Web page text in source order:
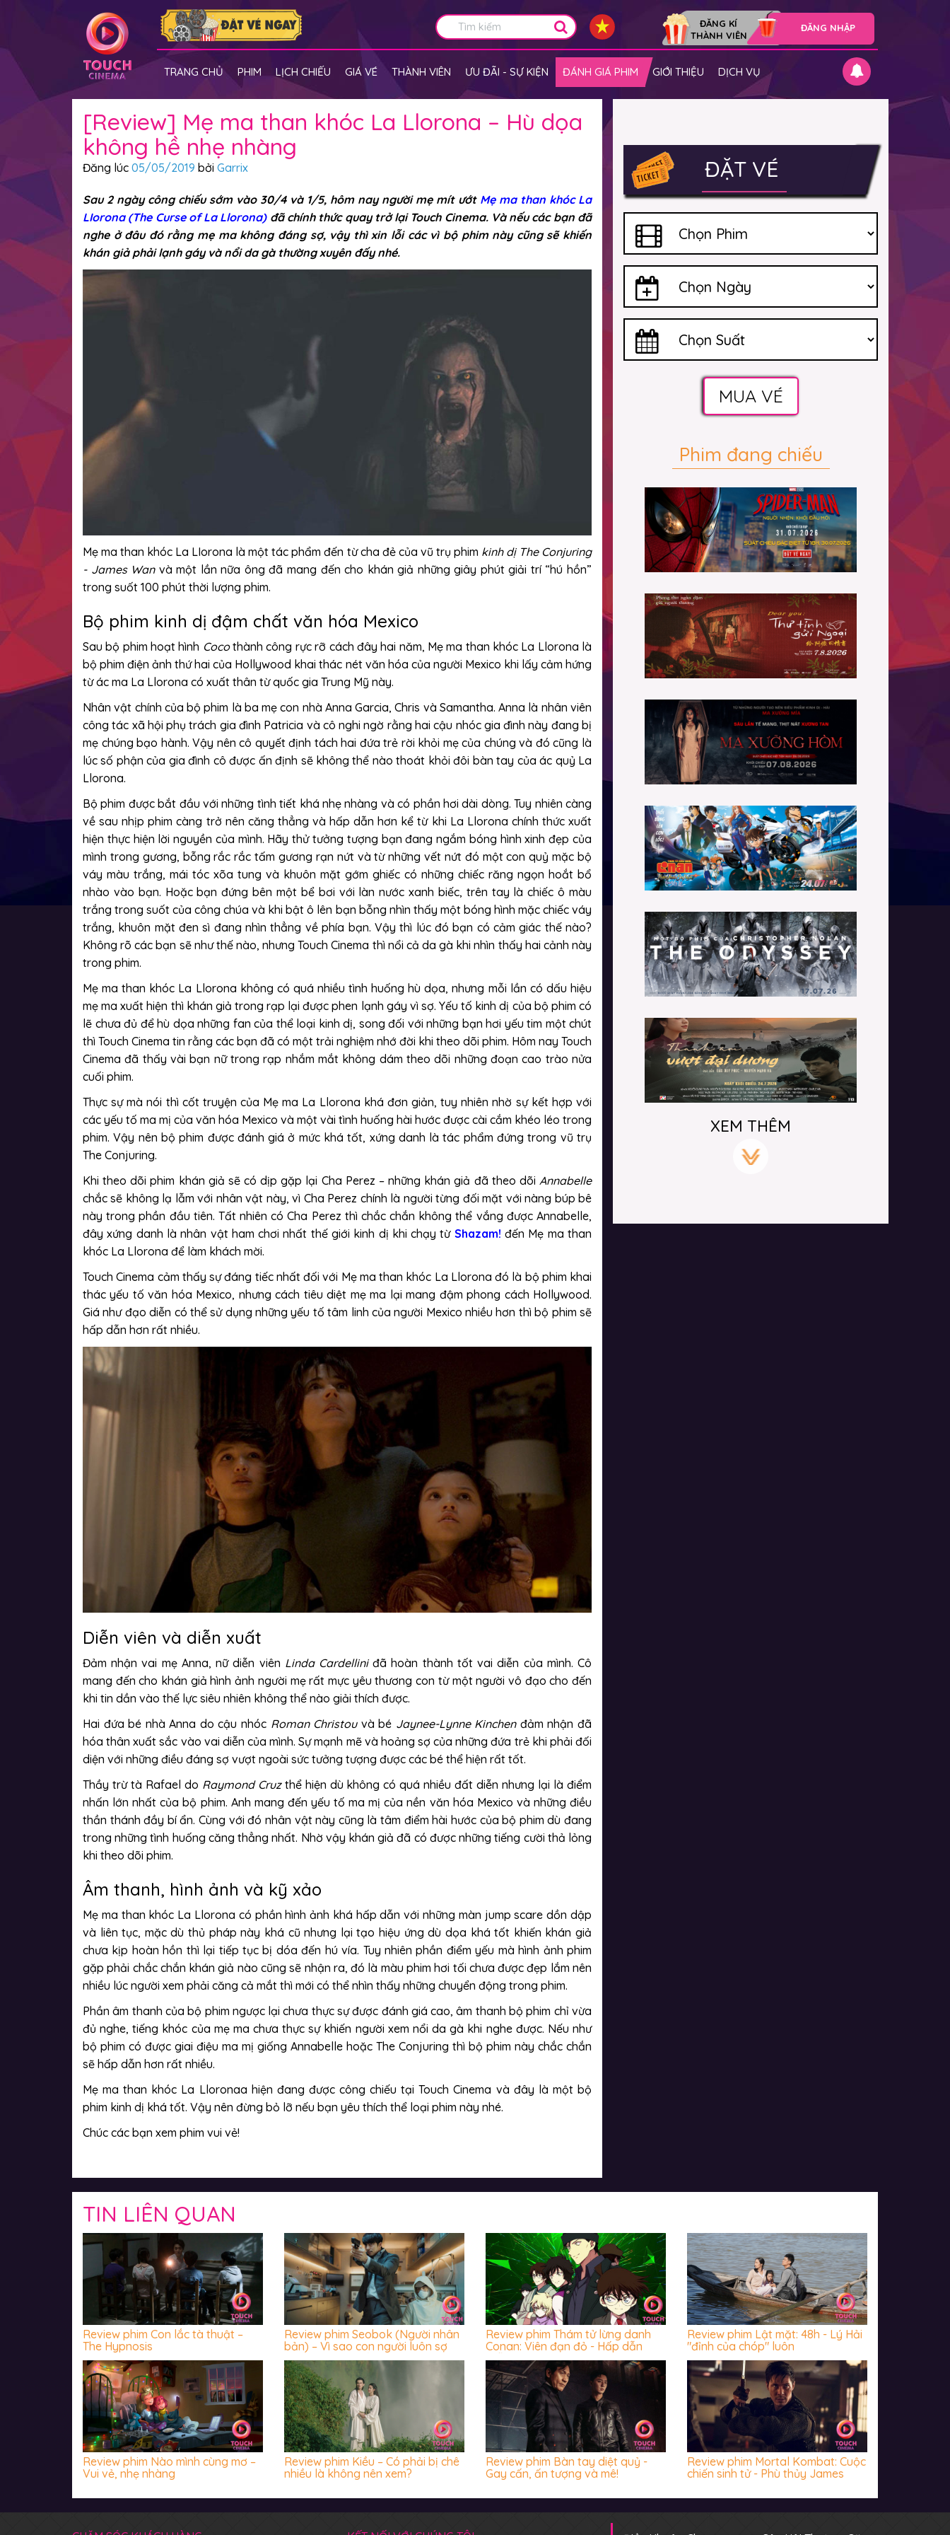
ĐĂNG NHẬP
ĐĂNG KÍ
THÀNH VIÊN
TRANG CHỦ PHIM LỊCH CHIẾU GIÁ VÉ THÀNH VIÊN ƯU ĐÃI - SỰ KIỆN ĐÁNH GIÁ PHIM GIỚI THIỆU DỊCH VỤ
[Review] Mẹ ma than khóc La Llorona – Hù dọa
không hề nhẹ nhàng
Đăng lúc 05/05/2019 bởi Garrix
Sau 2 ngày công chiếu sớm vào 30/4 và 1/5, hôm nay người mẹ mít ướt Mẹ ma than khóc La
LIorona (The Curse of La Llorona)đã chính thức quay trở lại Touch Cinema. Và nếu các bạn đã
nghe ở đâu đó rằng mẹ ma không đáng sợ, vậy thì xin lỗi các vì bộ phim này cũng sẽ khiến
khán giả phải lạnh gáy và nổi da gà thường xuyên đấy nhé.
Mẹ ma than khóc La LIorona là một tác phẩm đến từ cha đẻ của vũ trụ phim kinh dị The Conjuring
- James Wanvà một lần nữa ông đã mang đến cho khán giả những giây phút giải trí “hú hồn”
trong suốt 100 phút thời lượng phim.
Bộ phim kinh dị đậm chất văn hóa Mexico
Sau bộ phim hoạt hình Cocothành công rực rỡ cách đây hai năm, Mẹ ma than khóc La Llorona là
bộ phim điện ảnh thứ hai của Hollywood khai thác nét văn hóa của người Mexico khi lấy cảm hứng
từ ác ma La Llorona có xuất thân từ quốc gia Trung Mỹ này.
Nhân vật chính của bộ phim là ba mẹ con nhà Anna Garcia, Chris và Samantha. Anna là nhân viên
công tác xã hội phụ trách gia đình Patricia và cô nghi ngờ rằng hai cậu nhóc gia đình này đang bị
mẹ chúng bạo hành. Vậy nên cô quyết định tách hai đứa trẻ rời khỏi mẹ của chúng và đó cũng là
lúc số phận của gia đình cô được ấn định sẽ không thể nào thoát khỏi đôi bàn tay của ác quỷ La
Llorona.
Bộ phim được bắt đầu với những tình tiết khá nhẹ nhàng và có phần hơi dài dòng. Tuy nhiên càng
về sau nhịp phim càng trở nên căng thẳng và hấp dẫn hơn kể từ khi La Llorona chính thức xuất
hiện thực hiện lời nguyền của mình. Hãy thử tưởng tượng bạn đang ngắm bóng hình xinh đẹp của
mình trong gương, bỗng rắc rắc tấm gương rạn nứt và từ những vết nứt đó một con quỷ mặc bộ
váy màu trắng, mái tóc xõa tung và khuôn mặt gớm ghiếc có những chiếc răng ngọn hoắt bổ
nhào vào bạn. Hoặc bạn đứng bên một bể bơi với làn nước xanh biếc, trên tay là chiếc ô màu
trắng trong suốt của công chúa và khi bật ô lên bạn bỗng nhìn thấy một bóng hình mặc chiếc váy
trắng, khuôn mặt đen sì đang nhìn thẳng về phía bạn. Vậy thì lúc đó bạn có cảm giác thế nào?
Không rõ các bạn sẽ như thế nào, nhưng Touch Cinema thì nổi cả da gà khi nhìn thấy hai cảnh này
trong phim.
Mẹ ma than khóc La Llorona không có quá nhiều tình huống hù dọa, nhưng mỗi lần có dấu hiệu
mẹ ma xuất hiện thì khán giả trong rạp lại được phen lạnh gáy vì sợ. Yếu tố kinh dị của bộ phim có
lẽ chưa đủ để hù dọa những fan của thể loại kinh dị, song đối với những bạn hơi yếu tim một chút
thì Touch Cinema tin rằng các bạn đã có một trải nghiệm nhớ đời khi theo dõi phim. Hôm nay Touch
Cinema đã thấy vài bạn nữ trong rạp nhắm mắt không dám theo dõi những đoạn cao trào nửa
cuối phim.
Thực sự mà nói thì cốt truyện của Mẹ ma La Llorona khá đơn giản, tuy nhiên nhờ sự kết hợp với
các yếu tố ma mị của văn hóa Mexico và một vài tình huống hài hước được cài cắm khéo léo trong
phim. Vậy nên bộ phim được đánh giá ở mức khá tốt, xứng danh là tác phẩm đứng trong vũ trụ
The Conjuring.
Khi theo dõi phim khán giả sẽ có dịp gặp lại Cha Perez – những khán giả đã theo dõi Annabelle
chắc sẽ không lạ lẫm với nhân vật này, vì Cha Perez chính là người từng đối mặt với nàng búp bê
này trong phần đầu tiên. Tất nhiên có Cha Perez thì chắc chắn không thể vắng được Annabelle,
đây xứng danh là nhân vật ham chơi nhất thế giới kinh dị khi chạy từ Shazam! đến Mẹ ma than
khóc La Llorona để làm khách mời.
Touch Cinema cảm thấy sự đáng tiếc nhất đối với Mẹ ma than khóc La Llorona đó là bộ phim khai
thác yếu tố văn hóa Mexico, nhưng cách tiêu diệt mẹ ma lại mang đậm phong cách Hollywood.
Giá như đạo diễn có thể sử dụng những yếu tố tâm linh của người Mexico nhiều hơn thì bộ phim sẽ
hấp dẫn hơn rất nhiều.
Diễn viên và diễn xuất
Đảm nhận vai mẹ Anna, nữ diễn viên Linda Cardelliniđã hoàn thành tốt vai diễn của mình. Cô
mang đến cho khán giả hình ảnh người mẹ rất mực yêu thương con từ một người vô đạo cho đến
khi tin dần vào thế lực siêu nhiên không thể nào giải thích được.
Hai đứa bé nhà Anna do cậu nhóc Roman Christouvà bé Jaynee-Lynne Kinchenđảm nhận đã
hóa thân xuất sắc vào vai diễn của mình. Sự mạnh mẽ và hoảng sợ của những đứa trẻ khi phải đối
diện với những điều đáng sợ vượt ngoài sức tưởng tượng được các bé thể hiện rất tốt.
Thầy trừ tà Rafael do Raymond Cruzthể hiện dù không có quá nhiều đất diễn nhưng lại là điểm
nhấn lớn nhất của bộ phim. Anh mang đến yếu tố ma mị của nền văn hóa Mexico và những điều
thần thánh đầy bí ẩn. Cùng với đó nhân vật này cũng là tâm điểm hài hước của bộ phim dù đang
trong những tình huống căng thẳng nhất. Nhờ vậy khán giả đã có được những tiếng cười thả lỏng
khi theo dõi phim.
Âm thanh, hình ảnh và kỹ xảo
Mẹ ma than khóc La Llorona có phần hình ảnh khá hấp dẫn với những màn jump scare dồn dập
và liên tục, mặc dù thủ pháp này khá cũ nhưng lại tạo hiệu ứng dù dọa khá tốt khiến khán giả
chưa kịp hoàn hồn thì lại tiếp tục bị dóa đến hú vía. Tuy nhiên phần điểm yếu mà hình ảnh phim
gặp phải chắc chắn khán giả nào cũng sẽ nhận ra, đó là màu phim hơi tối chưa được đẹp lắm nên
nhiều lúc người xem phải căng cả mắt thì mới có thể nhìn thấy những chuyển động trong phim.
Phần âm thanh của bộ phim ngược lại chưa thực sự được đánh giá cao, âm thanh bộ phim chỉ vừa
đủ nghe, tiếng khóc của mẹ ma chưa thực sự khiến người xem nổi da gà khi nghe được. Nếu như
bộ phim có được giai điệu ma mị giống Annabelle hoặc The Conjuring thì bộ phim này chắc chắn
sẽ hấp dẫn hơn rất nhiều.
Mẹ ma than khóc La Lloronaa hiện đang được công chiếu tại Touch Cinema và đây là một bộ
phim kinh dị khá tốt. Vậy nên đừng bỏ lỡ nếu bạn yêu thích thể loại phim này nhé.
Chúc các bạn xem phim vui vẻ!
ĐẶT VÉ
MUA VÉ
Phim đang chiếu
XEM THÊM
TIN LIÊN QUAN
Review phim Con lắc tà thuật –
The Hypnosis
Review phim Seobok (Người nhân
bản) – Vì sao con người luôn sợ
hãi trước cái chết?
Review phim Thám tử lừng danh
Conan: Viên đạn đỏ - Hấp dẫn
miễn chê
Review phim Lật mặt: 48h - Lý Hải
"đỉnh của chóp" luôn
Review phim Nào mình cùng mơ –
Vui vẻ, nhẹ nhàng
Review phim Kiều – Có phải bị chê
nhiều là không nên xem?
Review phim Bàn tay diệt quỷ -
Gay cấn, ấn tượng và mê!
Review phim Mortal Kombat: Cuộc
chiến sinh tử - Phù thủy James
thất vọng